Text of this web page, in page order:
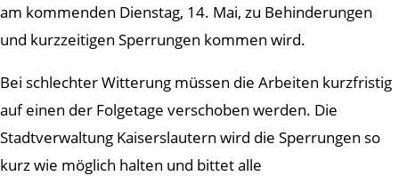
am kommenden Dienstag, 14. Mai, zu Behinderungen
und kurzzeitigen Sperrungen kommen wird.
Bei schlechter Witterung müssen die Arbeiten kurzfristig
auf einen der Folgetage verschoben werden. Die
Stadtverwaltung Kaiserslautern wird die Sperrungen so
kurz wie möglich halten und bittet alle